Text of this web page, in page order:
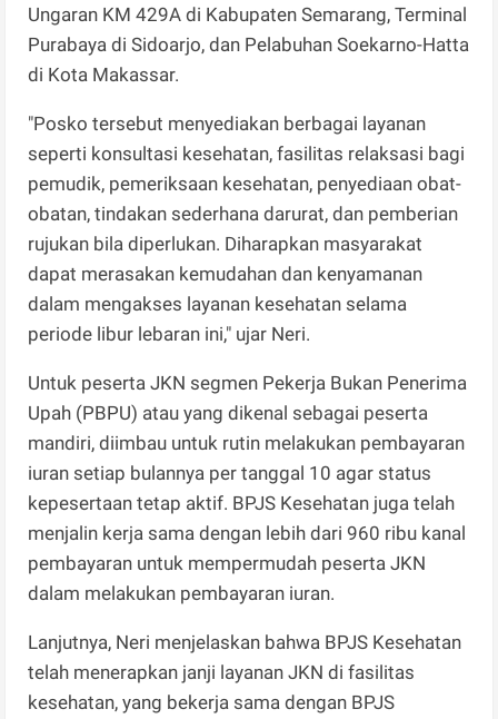
Ungaran KM 429A di Kabupaten Semarang, Terminal
Purabaya di Sidoarjo, dan Pelabuhan Soekarno-Hatta
di Kota Makassar.
"Posko tersebut menyediakan berbagai layanan
seperti konsultasi kesehatan, fasilitas relaksasi bagi
pemudik, pemeriksaan kesehatan, penyediaan obat-
obatan, tindakan sederhana darurat, dan pemberian
rujukan bila diperlukan. Diharapkan masyarakat
dapat merasakan kemudahan dan kenyamanan
dalam mengakses layanan kesehatan selama
periode libur lebaran ini," ujar Neri.
Untuk peserta JKN segmen Pekerja Bukan Penerima
Upah (PBPU) atau yang dikenal sebagai peserta
mandiri, diimbau untuk rutin melakukan pembayaran
iuran setiap bulannya per tanggal 10 agar status
kepesertaan tetap aktif. BPJS Kesehatan juga telah
menjalin kerja sama dengan lebih dari 960 ribu kanal
pembayaran untuk mempermudah peserta JKN
dalam melakukan pembayaran iuran.
Lanjutnya, Neri menjelaskan bahwa BPJS Kesehatan
telah menerapkan janji layanan JKN di fasilitas
kesehatan, yang bekerja sama dengan BPJS